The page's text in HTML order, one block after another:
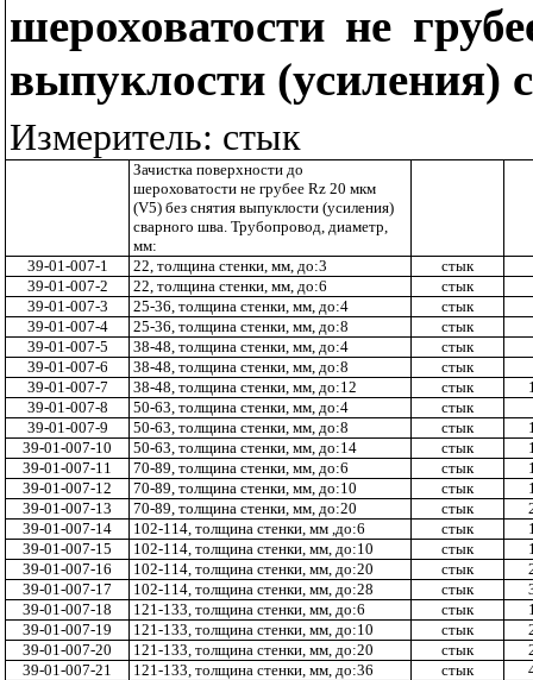
шероховатости не
выпуклости (усиления)
Измеритель: стык
Зачистка поверхности до
шероховатости не грубее Rz20 мкм
(V5) без снятия выпуклости (усиления)
сварного шва. Трубопровод, диаметр,
мм:
39-01-007-1
22, толщина стенки, мм, до:3 стык
39-01-007-2
22, толщина стенки, мм, до:6 стык
39-01-007-3
25-36, толщина стенки, мм, до:4 стык
39-01-007-4
25-36, толщина стенки, мм, до:8 стык
39-01-007-5
38-48, толщина стенки, мм, до:4 стык
39-01-007-6
38-48, толщина стенки, мм, до:8 стык
39-01-007-7
38-48, толщина стенки, мм, до:12 стык
39-01-007-8
50-63, толщина стенки, мм, до:4 стык
39-01-007-9
50-63, толщина стенки, мм, до:8 стык
39-01-007-10
50-63, толщина стенки, мм, до:14 стык
39-01-007-11
70-89, толщина стенки, мм, до:6 стык
39-01-007-12
70-89, толщина стенки, мм, до:10 стык
39-01-007-13
70-89, толщина стенки, мм, до:20 стык
39-01-007-14
102-114, толщина стенки, мм ,до:6 стык
39-01-007-15
102-114, толщина стенки, мм, до:10 стык
39-01-007-16
102-114, толщина стенки, мм, до:20 стык
39-01-007-17
102-114, толщина стенки, мм, до:28 стык
39-01-007-18
121-133, толщина стенки, мм, до:6 стык
39-01-007-19
121-133, толщина стенки, мм, до:10 стык
39-01-007-20
121-133, толщина стенки, мм, до:20 стык
39-01-007-21
121-133, толщина стенки, мм, до:36 стык